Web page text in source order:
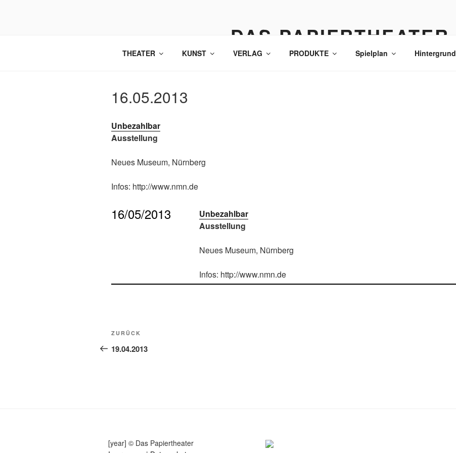
DAS PAPIERTHEATER
THEATER KUNST VERLAG PRODUKTE Spielplan Hintergrund
16.05.2013
Unbezahlbar
Ausstellung
Neues Museum, Nürnberg
Infos: http://www.nmn.de
16/05/2013
Unbezahlbar
Ausstellung
Neues Museum, Nürnberg
Infos: http://www.nmn.de
Beitragsnavigation
Vorheriger
Beitrag
ZURÜCK
19.04.2013
[year] © Das Papiertheater